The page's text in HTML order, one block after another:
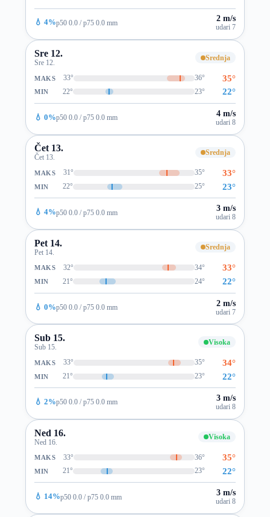
💧 4%p50 0.0 / p75 0.0 mm 2 m/s
udari 7
Sre 12.
Sre 12.
Srednja
MAKS 33° 36° 35°
MIN 22° 23° 22°
💧 0%p50 0.0 / p75 0.0 mm 4 m/s
udari 8
Čet 13.
Čet 13.
Srednja
MAKS 31° 35° 33°
MIN 22° 25° 23°
💧 4%p50 0.0 / p75 0.0 mm 3 m/s
udari 8
Pet 14.
Pet 14.
Srednja
MAKS 32° 34° 33°
MIN 21° 24° 22°
💧 0%p50 0.0 / p75 0.0 mm 2 m/s
udari 7
Sub 15.
Sub 15.
Visoka
MAKS 33° 35° 34°
MIN 21° 23° 22°
💧 2%p50 0.0 / p75 0.0 mm 3 m/s
udari 8
Ned 16.
Ned 16.
Visoka
MAKS 33° 36° 35°
MIN 21° 23° 22°
💧 14%p50 0.0 / p75 0.0 mm 3 m/s
udari 8